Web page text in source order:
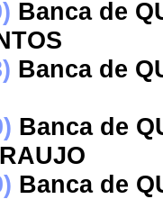
Banca de
Banca de
Banca de
Banca de